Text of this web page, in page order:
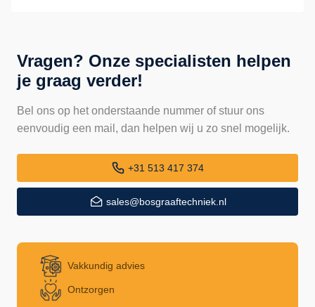
Vragen? Onze specialisten helpen
je graag verder!
Bel ons op het onderstaande nummer of stuur ons
eenvoudig een mail, dan helpen wij u zo snel mogelijk.
+31 513 417 374
sales@bosgraaftechniek.nl
Vakkundig advies
Ontzorgen